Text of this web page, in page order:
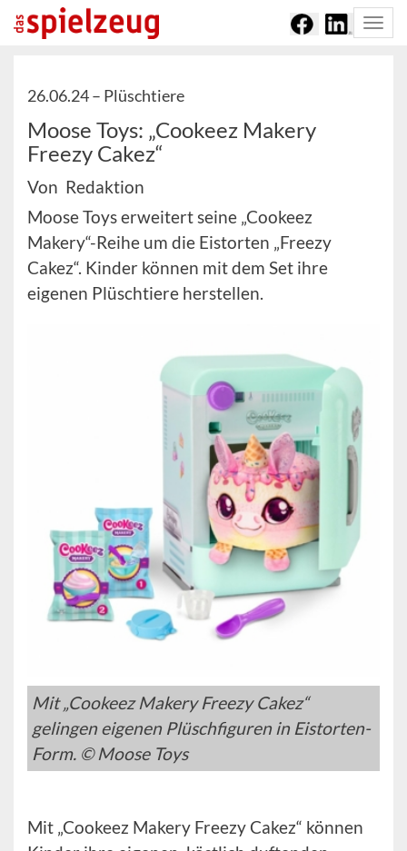
26.06.24 – Plüschtiere
Moose Toys: „Cookeez Makery
Freezy Cakez“
Von Redaktion
Moose Toys erweitert seine „Cookeez
Makery“-Reihe um die Eistorten „Freezy
Cakez“. Kinder können mit dem Set ihre
eigenen Plüschtiere herstellen.
Mit „Cookeez Makery Freezy Cakez“
gelingen eigenen Plüschfiguren in Eistorten-
Form. © Moose Toys
Mit „Cookeez Makery Freezy Cakez“ können